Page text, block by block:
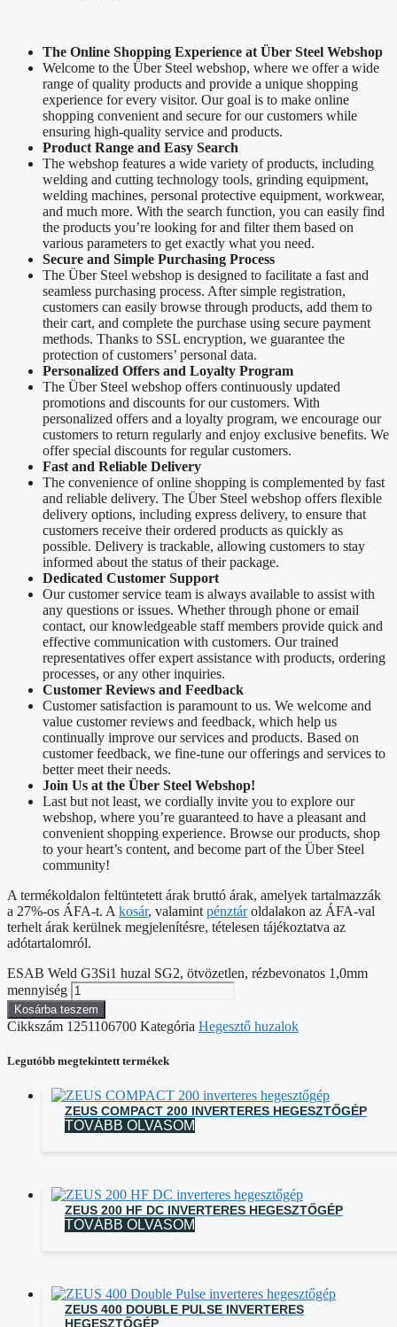
The Online Shopping Experience at Über Steel Webshop
Welcome to the Über Steel webshop, where we offer a wide
range of quality products and provide a unique shopping
experience for every visitor. Our goal is to make online
shopping convenient and secure for our customers while
ensuring high-quality service and products.
Product Range and Easy Search
The webshop features a wide variety of products, including
welding and cutting technology tools, grinding equipment,
welding machines, personal protective equipment, workwear,
and much more. With the search function, you can easily find
the products you’re looking for and filter them based on
various parameters to get exactly what you need.
Secure and Simple Purchasing Process
The Über Steel webshop is designed to facilitate a fast and
seamless purchasing process. After simple registration,
customers can easily browse through products, add them to
their cart, and complete the purchase using secure payment
methods. Thanks to SSL encryption, we guarantee the
protection of customers’ personal data.
Personalized Offers and Loyalty Program
The Über Steel webshop offers continuously updated
promotions and discounts for our customers. With
personalized offers and a loyalty program, we encourage our
customers to return regularly and enjoy exclusive benefits. We
offer special discounts for regular customers.
Fast and Reliable Delivery
The convenience of online shopping is complemented by fast
and reliable delivery. The Über Steel webshop offers flexible
delivery options, including express delivery, to ensure that
customers receive their ordered products as quickly as
possible. Delivery is trackable, allowing customers to stay
informed about the status of their package.
Dedicated Customer Support
Our customer service team is always available to assist with
any questions or issues. Whether through phone or email
contact, our knowledgeable staff members provide quick and
effective communication with customers. Our trained
representatives offer expert assistance with products, ordering
processes, or any other inquiries.
Customer Reviews and Feedback
Customer satisfaction is paramount to us. We welcome and
value customer reviews and feedback, which help us
continually improve our services and products. Based on
customer feedback, we fine-tune our offerings and services to
better meet their needs.
Join Us at the Über Steel Webshop!
Last but not least, we cordially invite you to explore our
webshop, where you’re guaranteed to have a pleasant and
convenient shopping experience. Browse our products, shop
to your heart’s content, and become part of the Über Steel
community!
A termékoldalon feltüntetett árak bruttó árak, amelyek tartalmazzák
a 27%-os ÁFA-t. A kosár, valamint pénztároldalakon az ÁFA-val
terhelt árak kerülnek megjelenítésre, tételesen tájékoztatva az
adótartalomról.
ESAB Weld G3Si1 huzal SG2, ötvözetlen, rézbevonatos 1,0mm
mennyiség
Kosárba teszem
Cikkszám 1251106700 Kategória Hegesztő huzalok
Legutóbb megtekintett termékek
ZEUS COMPACT 200 INVERTERES HEGESZTŐGÉP
TOVÁBB OLVASOM
ZEUS 200 HF DC INVERTERES HEGESZTŐGÉP
TOVÁBB OLVASOM
ZEUS 400 DOUBLE PULSE INVERTERES
HEGESZTŐGÉP